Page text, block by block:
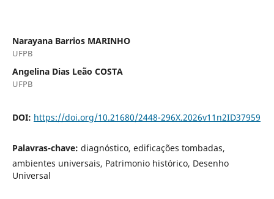
Narayana Barrios MARINHO
UFPB
Angelina Dias Leão COSTA
UFPB
DOI: https://doi.org/10.21680/2448-296X.2026v11n2ID37959
Palavras-chave: diagnóstico, edificações tombadas,
ambientes universais, Patrimonio histórico, Desenho
Universal